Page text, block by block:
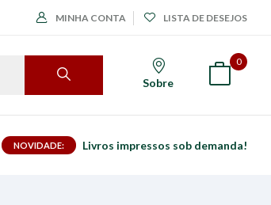
MINHA CONTA LISTA DE DESEJOS
Sobre
0
NOVIDADE: Livros impressos sob demanda!